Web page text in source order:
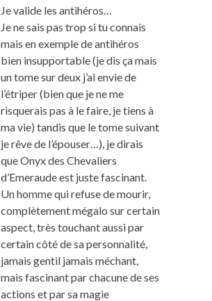
Je valide les antihéros…
Je ne sais pas trop si tu connais
mais en exemple de antihéros
bien insupportable (je dis ça mais
un tome sur deux j’ai envie de
l’étriper (bien que je ne me
risquerais pas à le faire, je tiens à
ma vie) tandis que le tome suivant
je rêve de l’épouser…), je dirais
que Onyx des Chevaliers
d’Emeraude est juste fascinant.
Un homme qui refuse de mourir,
complètement mégalo sur certain
aspect, très touchant aussi par
certain côté de sa personnalité,
jamais gentil jamais méchant,
mais fascinant par chacune de ses
actions et par sa magie